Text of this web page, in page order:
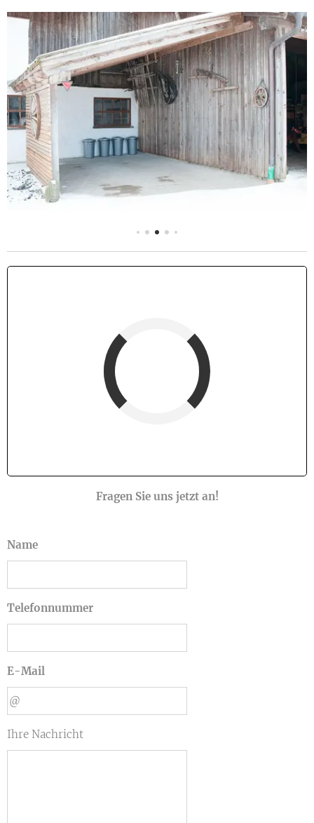
verfügbar (Anreise)
Fragen Sie uns jetzt an!
Name
Telefonnummer
E-Mail
Ihre Nachricht